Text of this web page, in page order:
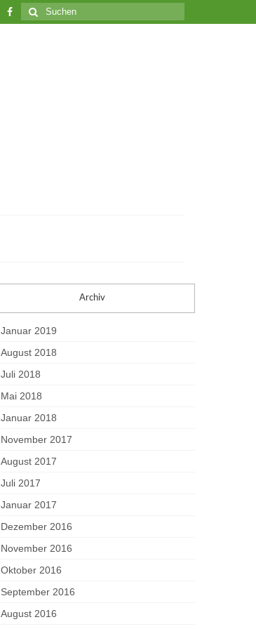
Suche
nach:
Archiv
Januar 2019
August 2018
Juli 2018
Mai 2018
Januar 2018
November 2017
August 2017
Juli 2017
Januar 2017
Dezember 2016
November 2016
Oktober 2016
September 2016
August 2016